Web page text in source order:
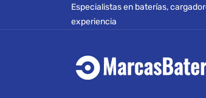
Especialistas en baterías,
experiencia